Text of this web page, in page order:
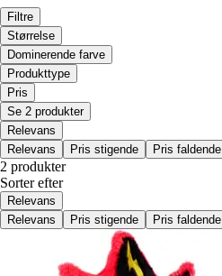
Filtre
Størrelse
Dominerende farve
Produkttype
Pris
Se 2 produkter
Relevans
Relevans
Pris stigende Pris faldende
2 produkter
Sorter efter
Relevans
Relevans
Pris stigende Pris faldende